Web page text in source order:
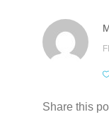
Share this